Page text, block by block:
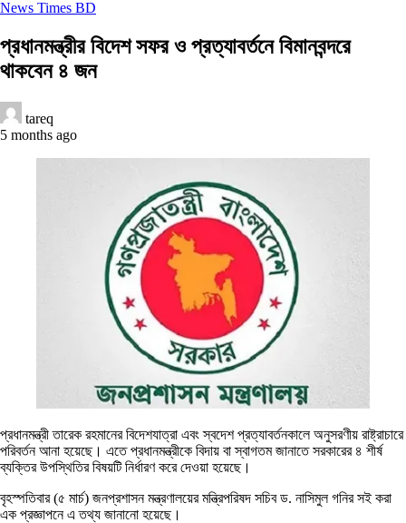
News Times BD
প্রধানমন্ত্রীর বিদেশ সফর ও প্রত্যাবর্তনে বিমানবন্দরে
থাকবেন ৪ জন
tareq
5 months ago
প্রধানমন্ত্রী তারেক রহমানের বিদেশযাত্রা এবং স্বদেশ প্রত্যাবর্তনকালে অনুসরণীয় রাষ্ট্রাচারে
পরিবর্তন আনা হয়েছে। এতে প্রধানমন্ত্রীকে বিদায় বা স্বাগতম জানাতে সরকারের ৪ শীর্ষ
ব্যক্তির উপস্থিতির বিষয়টি নির্ধারণ করে দেওয়া হয়েছে।
বৃহস্পতিবার (৫ মার্চ) জনপ্রশাসন মন্ত্রণালয়ের মন্ত্রিপরিষদ সচিব ড. নাসিমুল গনির সই করা
এক প্রজ্ঞাপনে এ তথ্য জানানো হয়েছে।